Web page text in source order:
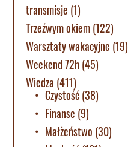
transmisje (1)
Trzeźwym okiem(122)
Warsztaty wakacyjne (19)
Weekend 72h(45)
Wiedza (411)
Czystość(38)
Finanse (9)
Małżeństwo (30)